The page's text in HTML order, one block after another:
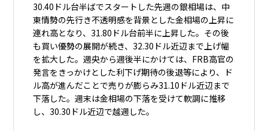
30.40ドル台半ばでスタートした先週の銀相場は、中
東情勢の先行き不透明感を背景とした金相場の上昇に
連れ高となり、31.80ドル台前半に上昇した。その後
も買い優勢の展開が続き、32.30ドル近辺まで上げ幅
を拡大した。週央から週後半にかけては、FRB高官の
発言をきっかけとした利下げ期待の後退等により、ド
ル高が進んだことで売りが膨らみ31.10ドル近辺まで
下落した。週末は金相場の下落を受けて軟調に推移
し、30.30ドル近辺で越週した。